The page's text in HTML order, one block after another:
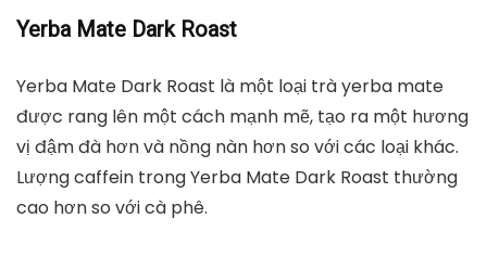
Yerba Mate Dark Roast
Yerba Mate Dark Roast là một loại trà yerba mate
được rang lên một cách mạnh mẽ, tạo ra một hương
vị đậm đà hơn và nồng nàn hơn so với các loại khác.
Lượng caffein trong Yerba Mate Dark Roast thường
cao hơn so với cà phê.